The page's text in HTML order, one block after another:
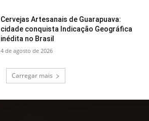
Cervejas Artesanais de Guarapuava:
cidade conquista Indicação Geográfica
inédita no Brasil
4 de agosto de 2026
Carregar mais